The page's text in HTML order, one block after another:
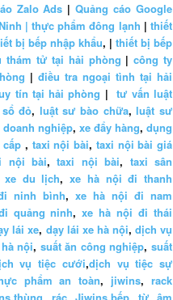
Zalo Ads |Quảng cáo Google
| thực phẩm đông lạnh |thiết
bị bếp nhập khẩu, | thiết bị bếp
thám tử tại hải phòng |công ty
| điều tra ngoại tình tại hải
tín tại hải phòng |tư vấn luật
đỏ, luật sư bào chữa,luật sư
nghiệp, xe đẩy hàng, dụng
, taxi nội bài, taxi nội bài giá
nội bài,taxi nội bài, taxi sân
xe du lịch,xe hà nội đi thanh
ninh bình, xe hà nội đi nam
quảng ninh,xe hà nội đi thái
lái xe, dạy lái xe hà nội, dịch vụ
nội, suất ăn công nghiệp,suất
vụ tiệc cưới,dịch vụ tiệc sự
phẩm an toàn, jiwins,rack